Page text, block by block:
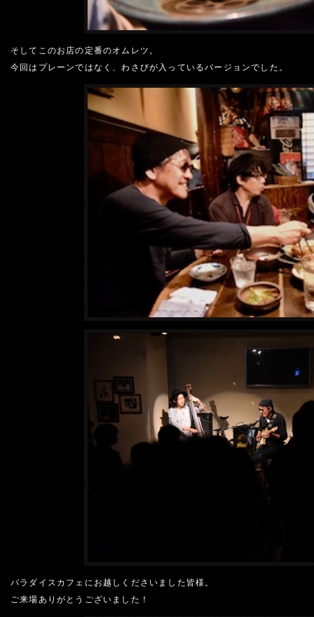
そしてこのお店の定番のオムレツ。
今回はプレーンではなく、わさびが入っているバージョンでした。
パラダイスカフェにお越しくださいました皆様。
ご来場ありがとうございました！